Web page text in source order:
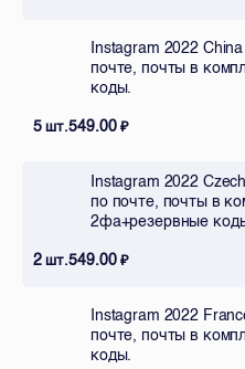
Instagram 2022
почте, почты в
коды.
5шт.549.00₽
Instagram 2022
по почте, почты в
2фа+резервные
2шт.549.00₽
Instagram 2022
почте, почты в
коды.